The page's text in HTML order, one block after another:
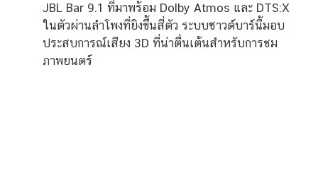
JBL Bar 9.1 ที่มาพร้อม Dolby Atmos และ DTS:X
ในตัวผ่านลำโพงที่ยิงขึ้นสี่ตัว ระบบซาวด์บาร์นี้มอบ
ประสบการณ์เสียง 3D ที่น่าตื่นเต้นสำหรับการชม
ภาพยนตร์